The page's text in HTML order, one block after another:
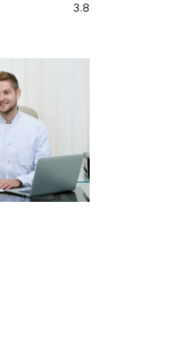
3.8